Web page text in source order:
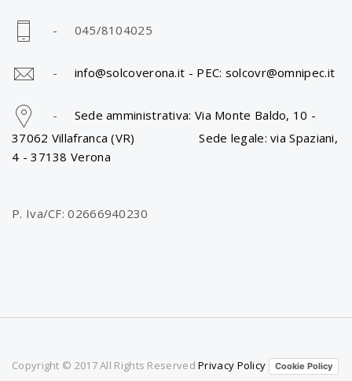
- 045/8104025
- info@solcoverona.it - PEC: solcovr@omnipec.it
- Sede amministrativa: Via Monte Baldo, 10 -
37062 Villafranca (VR) Sede legale: via Spaziani,
4 - 37138 Verona
P. Iva/CF: 02666940230
Copyright © 2017 All Rights ReservedPrivacy Policy Cookie Policy